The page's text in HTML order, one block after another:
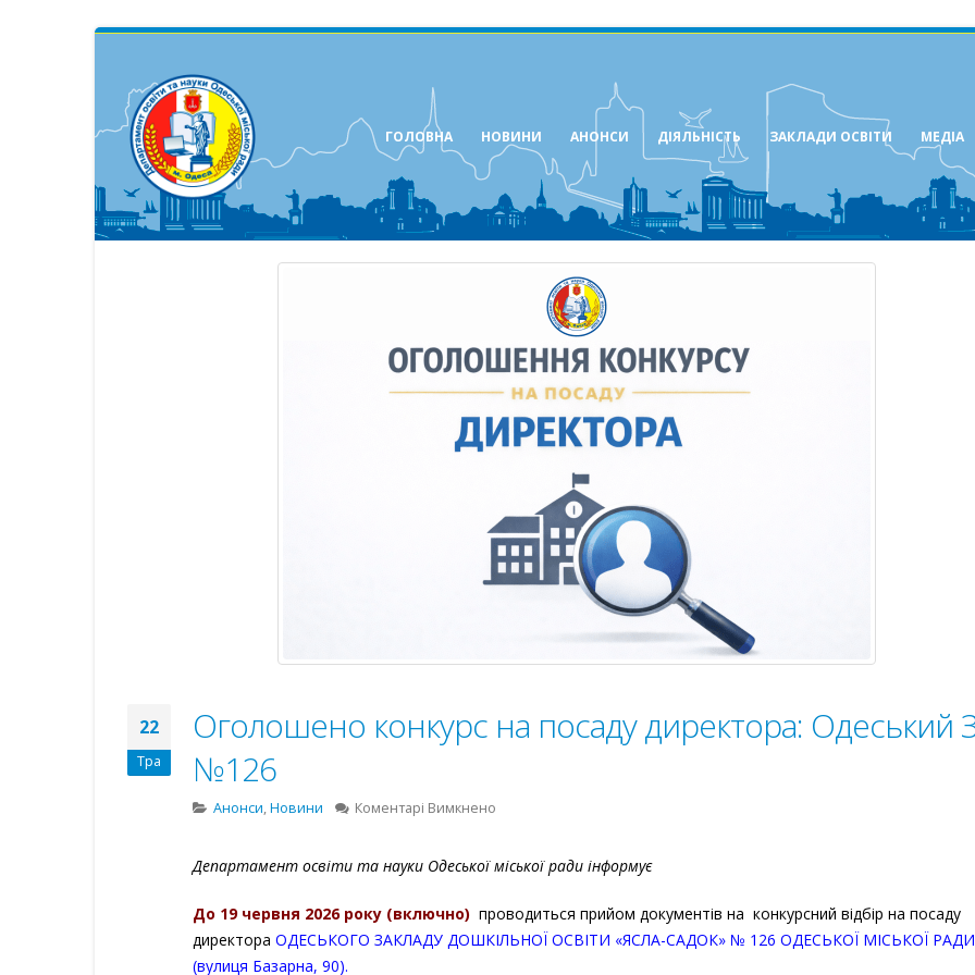
ГОЛОВНА НОВИНИ АНОНСИ ДІЯЛЬНІСТЬ ЗАКЛАДИ ОСВІТИ МЕДІА
22
Тра
Оголошено конкурс на посаду директора: Одеський
№126
Анонси,Новини Коментарі Вимкнено
директора:
Одеський
Департамент освіти та науки Одеської міської ради інформує
До 19 червня 2026року (включно) проводиться прийом документів на конкурсний відбір на посаду
директора ОДЕСЬКОГО ЗАКЛАДУ ДОШКІЛЬНОЇ ОСВІТИ «ЯСЛА-САДОК» № 126 ОДЕСЬКОЇ МІСЬКОЇ РАДИ
(вулиця Базарна, 90).